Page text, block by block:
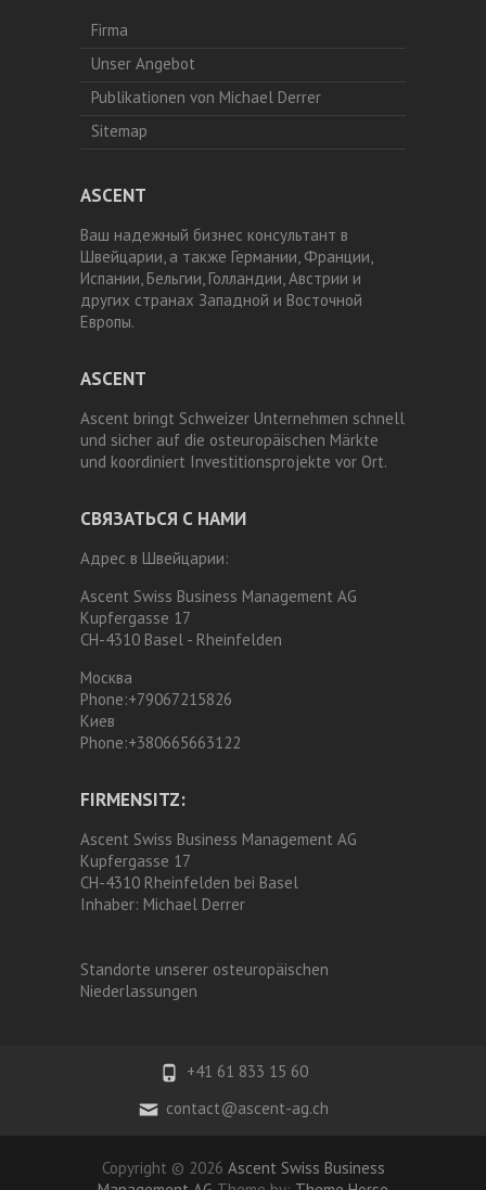
Firma
Unser Angebot
Publikationen von Michael Derrer
Sitemap
ASCENT
Ваш надежный бизнес консультант в
Швейцарии, а также Германии, Франции,
Испании, Бельгии, Голландии, Австрии и
других странах Западной и Восточной
Европы.
ASCENT
Ascent bringt Schweizer Unternehmen schnell
und sicher auf die osteuropäischen Märkte
und koordiniert Investitionsprojekte vor Ort.
СВЯЗАТЬСЯ С НАМИ
Адрес в Швейцарии:
Ascent Swiss Business Management AG
Kupfergasse 17
CH-4310 Basel - Rheinfelden
Москва
Phone:+79067215826
Киев
Phone:+380665663122
FIRMENSITZ:
Ascent Swiss Business Management AG
Kupfergasse 17
CH-4310 Rheinfelden bei Basel
Inhaber: Michael Derrer
Standorte unserer osteuropäischen
Niederlassungen
+41 61 833 15 60
contact@ascent-ag.ch
Copyright © 2026 Ascent Swiss Business